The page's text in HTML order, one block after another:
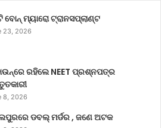
ବୋନ୍ ମ୍ୟାରୋ ଟ୍ରାନସପ୍ଲାଣ୍ଟ
23, 2026
ରହିଲେ NEET ପ୍ରଶ୍ନପତ୍ର
8, 2026
ଡବଲ୍ ମର୍ଡର , ଜଣେ ଅଟକ